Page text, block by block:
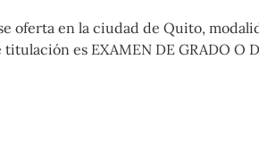
oferta en la ciudad de Quito,
es EXAMEN DE GRADO O